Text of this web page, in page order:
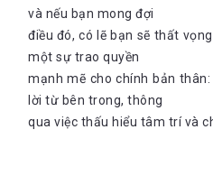
và nếu bạn mong đợi
điều đó, có lẽ bạn sẽ thất
một sự trao quyền
mạnh mẽ cho chính bản
lời từ bên trong, thông
qua việc thấu hiểu tâm trí và